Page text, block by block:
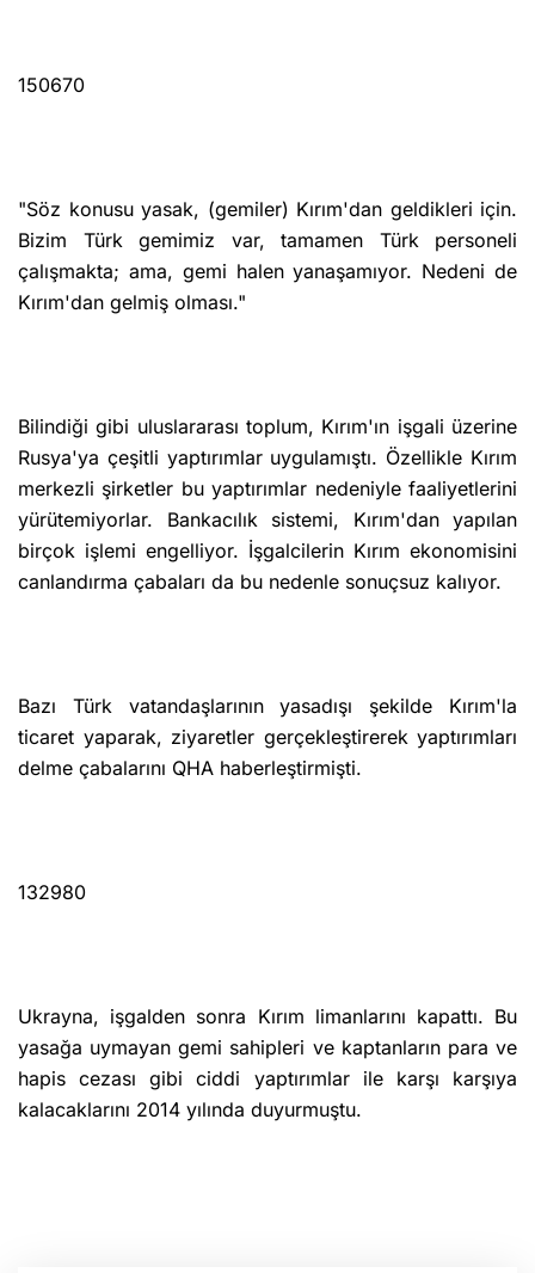
150670
"Söz konusu yasak, (gemiler) Kırım'dan geldikleri için.
Bizim Türk gemimiz var, tamamen Türk personeli
çalışmakta; ama, gemi halen yanaşamıyor. Nedeni de
Kırım'dan gelmiş olması."
Bilindiği gibi uluslararası toplum, Kırım'ın işgali üzerine
Rusya'ya çeşitli yaptırımlar uygulamıştı. Özellikle Kırım
merkezli şirketler bu yaptırımlar nedeniyle faaliyetlerini
yürütemiyorlar. Bankacılık sistemi, Kırım'dan yapılan
birçok işlemi engelliyor. İşgalcilerin Kırım ekonomisini
canlandırma çabaları da bu nedenle sonuçsuz kalıyor.
Bazı Türk vatandaşlarının yasadışı şekilde Kırım'la
ticaret yaparak, ziyaretler gerçekleştirerek yaptırımları
delme çabalarını QHA haberleştirmişti.
132980
Ukrayna, işgalden sonra Kırım limanlarını kapattı. Bu
yasağa uymayan gemi sahipleri ve kaptanların para ve
hapis cezası gibi ciddi yaptırımlar ile karşı karşıya
kalacaklarını 2014 yılında duyurmuştu.